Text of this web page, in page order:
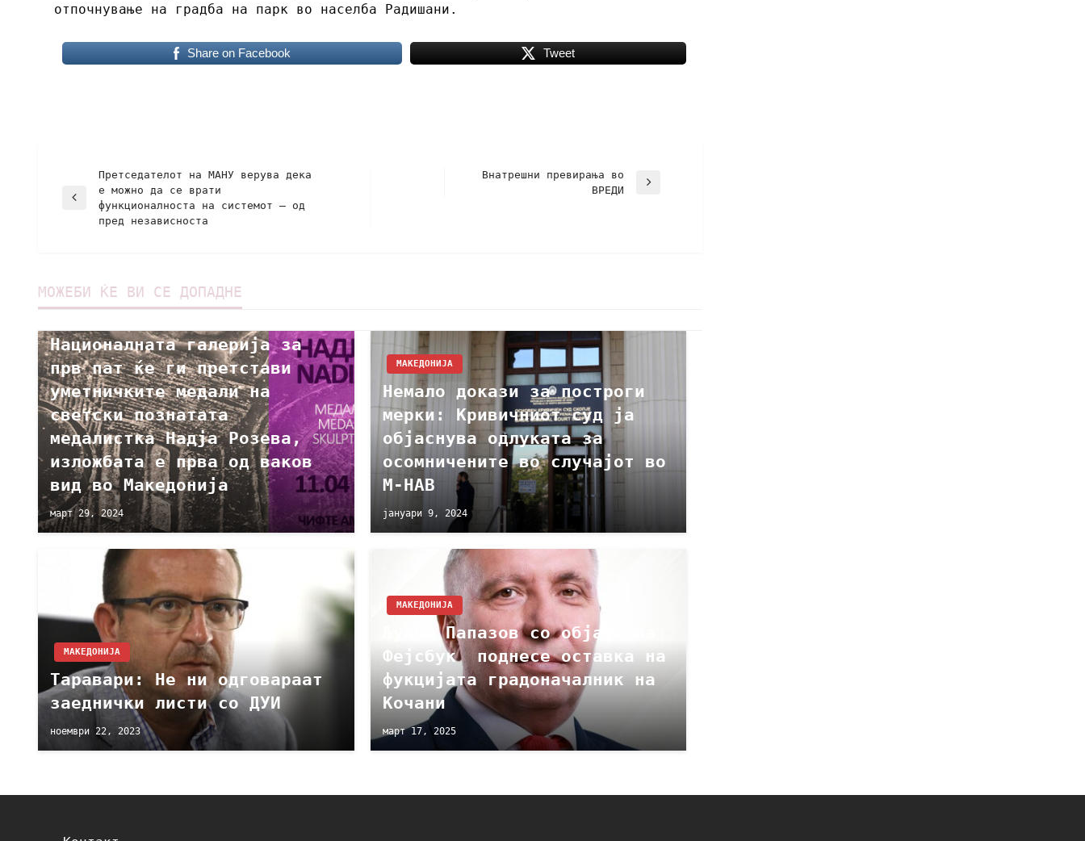
отпочнување на градба на парк во населба Радишани.
Share on Facebook Tweet
Претседателот на МАНУ верува дека
е можно да се врати
функционалноста на системот – од
пред независноста
Внатрешни превирања во
ВРЕДИ
МОЖЕБИ ЌЕ ВИ СЕ ДОПАДНЕ
Националната галерија за
прв пат ќе ги претстави
уметничките медали на
светски познатата
медалистка Надја Розева,
изложбата е прва од ваков
вид во Македонија
март 29, 2024
МАКЕДОНИЈА
Немало докази за построги
мерки: Кривичниот суд ја
објаснува одлуката за
осомничените во случајот во
М-НАВ
јануари 9, 2024
МАКЕДОНИЈА
Таравари: Не ни одговараат
заеднички листи со ДУИ
ноември 22, 2023
МАКЕДОНИЈА
Љупчо Папазов со објава на
Фејсбук поднесe оставка на
фукцијата градоначалник на
Кочани
март 17, 2025